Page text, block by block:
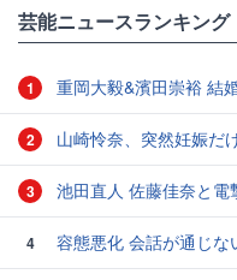
芸能ニュースランキング
1 重岡大毅&濱田崇裕 結
2 山崎怜奈、突然妊娠だ
3 池田直人 佐藤佳奈と電
4 容態悪化 会話が通じな